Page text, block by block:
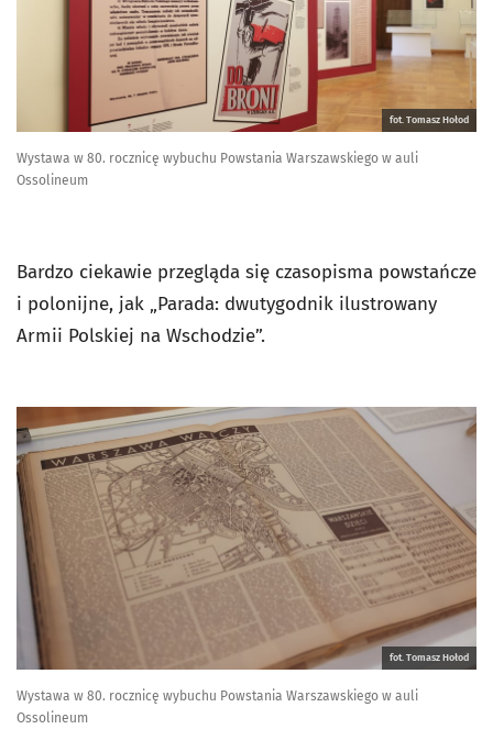
fot. Tomasz Hołod
Wystawa w 80. rocznicę wybuchu Powstania Warszawskiego w auli
Ossolineum
Bardzo ciekawie przegląda się czasopisma powstańcze
i polonijne, jak „Parada: dwutygodnik ilustrowany
Armii Polskiej na Wschodzie”.
fot. Tomasz Hołod
Wystawa w 80. rocznicę wybuchu Powstania Warszawskiego w auli
Ossolineum